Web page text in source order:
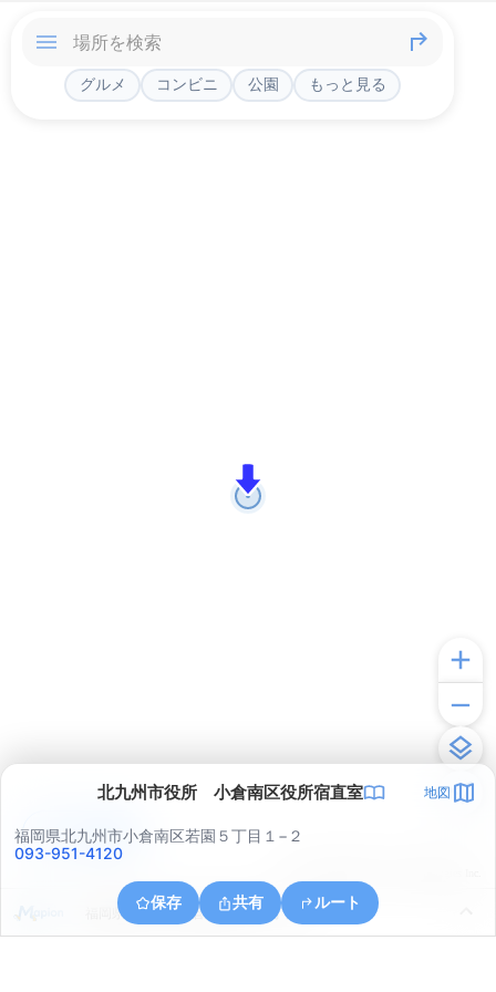
グルメ コンビニ 公園 もっと見る
北九州市役所 小倉南区役所宿直室 地図
福岡県北九州市小倉南区若園５丁目１−２
093-951-4120
保存 共有 ルート
福岡県北九州市小倉南区北方２丁目６
アプリで見る